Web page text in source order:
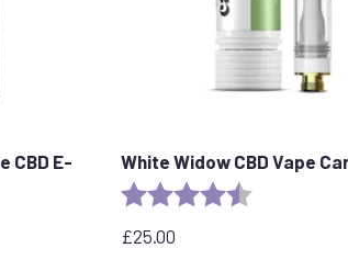
CBD E-
White Widow CBD Vape
Evaluation : 4,6 sur 5
£25.00